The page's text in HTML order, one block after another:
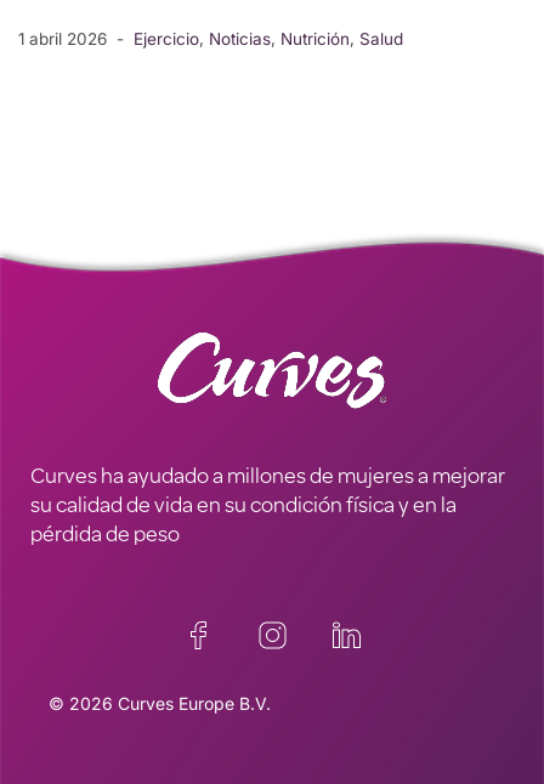
1 abril 2026 Ejercicio, Noticias, Nutrición, Salud
Curves ha ayudado a millones de mujeres a mejorar
su calidad de vida en su condición física y en la
pérdida de peso
© 2026 Curves Europe B.V.